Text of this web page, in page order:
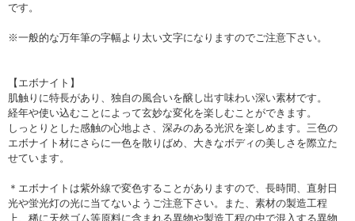
です。
※一般的な万年筆の字幅より太い文字になりますのでご注意下さい。
【エボナイト】
肌触りに特長があり、独自の風合いを醸し出す味わい深い素材です。
経年や使い込むことによって玄妙な変化を楽しむことができます。
しっとりとした感触の心地よさ、深みのある光沢を楽しめます。三色の
エボナイト材にさらに一色を散りばめ、大きなボディの美しさを際立た
せています。
＊エボナイトは紫外線で変色することがありますので、長時間、直射日
光や蛍光灯の光に当てないようご注意下さい。また、素材の製造工程
上、稀に天然ゴム等原料に含まれる異物や製造工程の中で混入する異物